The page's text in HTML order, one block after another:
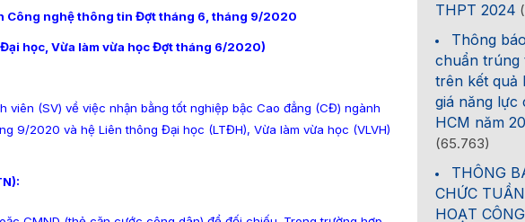
Công nghệ thông tin Đợt tháng 6, tháng 9/2020
học, Vừa làm vừa học Đợt tháng 6/2020)
(SV) về việc nhận bằng tốt nghiệp bậc Cao đẳng (CĐ) ngành
9/2020 và hệ Liên thông Đại học (LTĐH), Vừa làm vừa học (VLVH)
THPT 2024
Thông
chuẩn trúng
trên kết quả
giá năng lực
HCM năm
(65.763)
THÔNG
CHỨC
HOẠT